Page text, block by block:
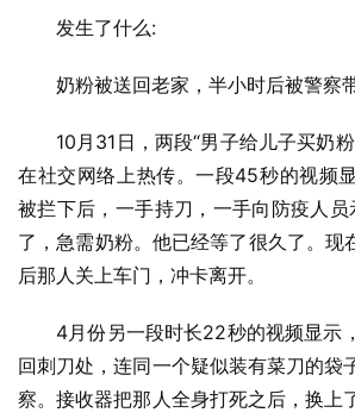
发生了什么:
奶粉被送回老家，半小时后被警察带
10月31日，两段“男子给儿子买奶
在社交网络上热传。一段45秒的视频
被拦下后，一手持刀，一手向防疫人员
了，急需奶粉。他已经等了很久了。
后那人关上车门，冲卡离开。
4月份另一段时长22秒的视频显示
回刺刀处，连同一个疑似装有菜刀的袋
察。接收器把那人全身打死之后，换上